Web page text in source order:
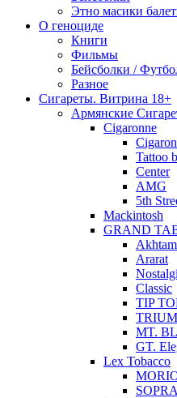
Этно масики
О геноциде
Книги
Фильмы
Бейсболки /
Разное
Сигареты. Витрина 18+
Армянские
Cigaronne
Tattoo
Center
AMG
5th
Mackintosh
GRAND
Ararat
Classic
TIP
MT.
GT.
Lex Tobacco